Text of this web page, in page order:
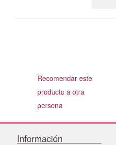
Recomendar este
producto a otra
persona
Información